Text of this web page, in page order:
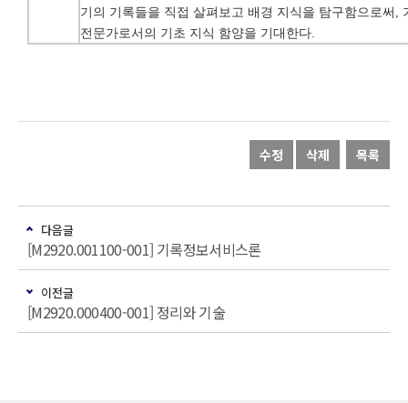
기의 기록들을 직접 살펴보고 배경 지식을 탐구함으로써,
전문가로서의 기초 지식 함양을 기대한다.
수정 삭제 목록
다음글
[M2920.001100-001] 기록정보서비스론
이전글
[M2920.000400-001] 정리와 기술